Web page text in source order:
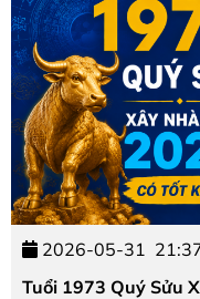
2026-05-31
Tuổi 1973 Quý Sửu